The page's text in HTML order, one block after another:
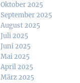
Oktober 2025
September 2025
August 2025
Juli 2025
Juni 2025
Mai 2025
April 2025
März 2025